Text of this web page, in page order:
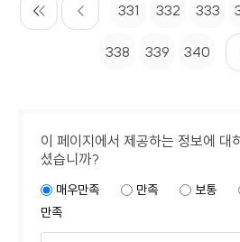
331 332 333
338 339 340
이 페이지에서 제공하는 정보에 대
셨습니까?
매우만족 만족 보통
만족